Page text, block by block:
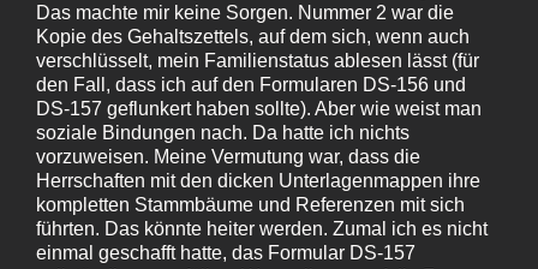
Das machte mir keine Sorgen. Nummer 2 war die
Kopie des Gehaltszettels, auf dem sich, wenn auch
verschlüsselt, mein Familienstatus ablesen lässt (für
den Fall, dass ich auf den Formularen DS-156 und
DS-157 geflunkert haben sollte). Aber wie weist man
soziale Bindungen nach. Da hatte ich nichts
vorzuweisen. Meine Vermutung war, dass die
Herrschaften mit den dicken Unterlagenmappen ihre
kompletten Stammbäume und Referenzen mit sich
führten. Das könnte heiter werden. Zumal ich es nicht
einmal geschafft hatte, das Formular DS-157